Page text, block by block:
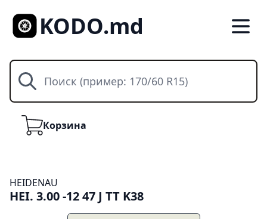
KODO.md
Поиск
КорзинаКорзина
HEIDENAU
HEI. 3.00 -12 47 J TT K38